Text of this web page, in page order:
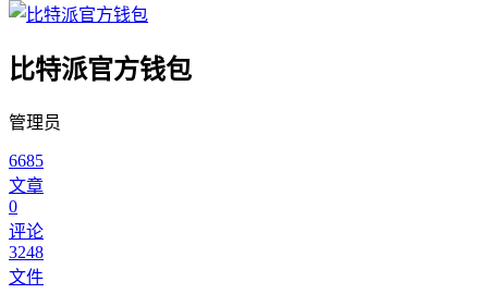
比特派官方钱包
管理员
6685
文章
0
评论
3248
文件